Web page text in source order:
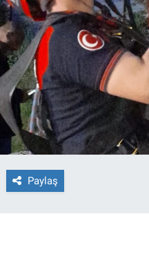
Paylaş
İletişim
Künye
Tüm Manşetler
Son Dakika Haberleri
Haber Arşivi